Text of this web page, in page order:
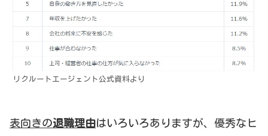
リクルートエージェント公式資料より
表向きの退職理由はいろいろありますが、優秀なヒ